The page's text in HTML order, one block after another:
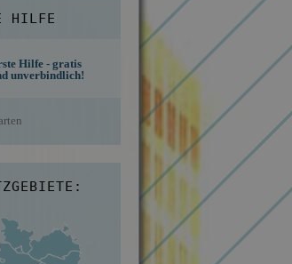
HILFE
Hilfe - gratis
unverbindlich!